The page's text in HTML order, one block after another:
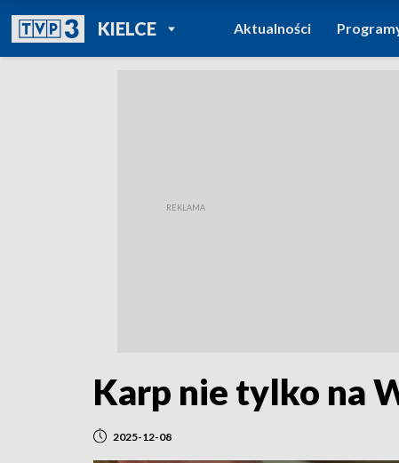
KIELCEPOWRÓT DO
TVP REGIONY
Aktualności
Karp nie tylko na
2025-12-08